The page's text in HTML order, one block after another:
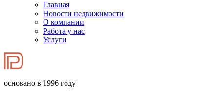
Главная
Новости недвижимости
О компании
Работа у нас
Услуги
основано в 1996 году